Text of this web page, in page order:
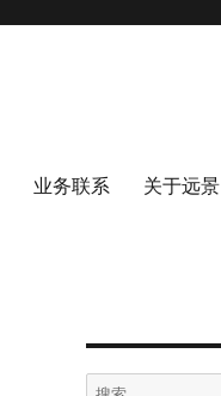
业务联系 关于远景
搜